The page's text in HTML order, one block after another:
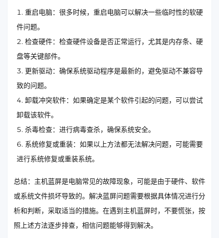
重启电脑：很多时候，重启电脑可以解决一些临时性的软硬
件问题。
检查硬件：检查硬件设备是否正常运行，尤其是内存条、硬
盘等关键部件。
更新驱动：确保系统驱动程序是最新的，避免驱动不兼容导
致的问题。
卸载冲突软件：如果确定是某个软件引起的问题，可以尝试
卸载该软件。
杀毒检查：进行病毒查杀，确保系统安全。
系统修复或重装：如果以上方法都无法解决问题，可能需要
进行系统修复或重装系统。
总结：主机蓝屏是电脑常见的故障现象，可能是由于硬件、软件
或系统文件损坏导致的。解决蓝屏问题需要根据具体情况进行分
析和判断，采取适当的措施。在遇到主机蓝屏时，不要慌张，按
照上述方法逐步排查，相信问题能够得到解决。